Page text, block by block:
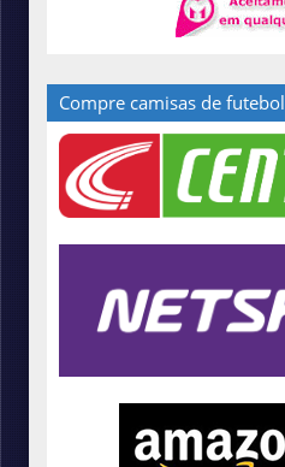
Compre camisas de futebol